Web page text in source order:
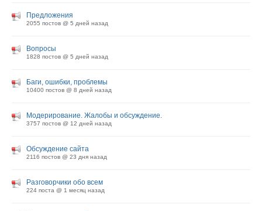
Предложения
2055 постов @ 5 дней назад
Вопросы
1828 постов @ 5 дней назад
Баги, ошибки, проблемы
10400 постов @ 8 дней назад
Модерирование. Жалобы и обсуждение.
3757 постов @ 12 дней назад
Обсуждение сайта
2116 постов @ 23 дня назад
Разговорчики обо всем
224 поста @ 1 месяц назад